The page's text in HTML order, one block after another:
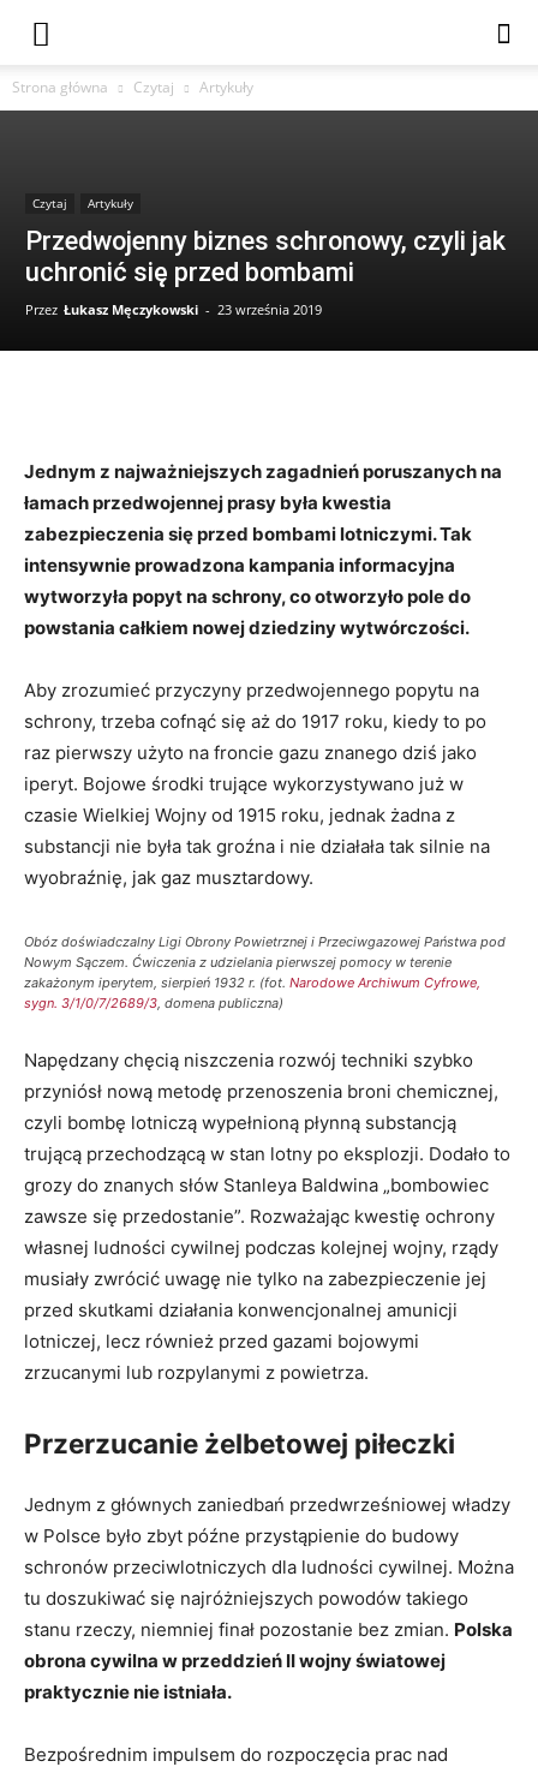
Strona główna Czytaj Artykuły
Czytaj Artykuły
Przedwojenny biznes schronowy, czyli jak
uchronić się przed bombami
Przez Łukasz Męczykowski - 23 września 2019
Jednym z najważniejszych zagadnień poruszanych na
łamach przedwojennej prasy była kwestia
zabezpieczenia się przed bombami lotniczymi. Tak
intensywnie prowadzona kampania informacyjna
wytworzyła popyt na schrony, co otworzyło pole do
powstania całkiem nowej dziedziny wytwórczości.
Aby zrozumieć przyczyny przedwojennego popytu na
schrony, trzeba cofnąć się aż do 1917 roku, kiedy to po
raz pierwszy użyto na froncie gazu znanego dziś jako
iperyt. Bojowe środki trujące wykorzystywano już w
czasie Wielkiej Wojny od 1915 roku, jednak żadna z
substancji nie była tak groźna i nie działała tak silnie na
wyobraźnię, jak gaz musztardowy.
Obóz doświadczalny Ligi Obrony Powietrznej i Przeciwgazowej Państwa pod
Nowym Sączem. Ćwiczenia z udzielania pierwszej pomocy w terenie
zakażonym iperytem, sierpień 1932 r. (fot. Narodowe Archiwum Cyfrowe,
sygn. 3/1/0/7/2689/3, domena publiczna)
Napędzany chęcią niszczenia rozwój techniki szybko
przyniósł nową metodę przenoszenia broni chemicznej,
czyli bombę lotniczą wypełnioną płynną substancją
trującą przechodzącą w stan lotny po eksplozji. Dodało to
grozy do znanych słów Stanleya Baldwina „bombowiec
zawsze się przedostanie”. Rozważając kwestię ochrony
własnej ludności cywilnej podczas kolejnej wojny, rządy
musiały zwrócić uwagę nie tylko na zabezpieczenie jej
przed skutkami działania konwencjonalnej amunicji
lotniczej, lecz również przed gazami bojowymi
zrzucanymi lub rozpylanymi z powietrza.
Przerzucanie żelbetowej piłeczki
Jednym z głównych zaniedbań przedwrześniowej władzy
w Polsce było zbyt późne przystąpienie do budowy
schronów przeciwlotniczych dla ludności cywilnej. Można
tu doszukiwać się najróżniejszych powodów takiego
stanu rzeczy, niemniej finał pozostanie bez zmian. Polska
obrona cywilna w przeddzień II wojny światowej
praktycznie nie istniała.
Bezpośrednim impulsem do rozpoczęcia prac nad